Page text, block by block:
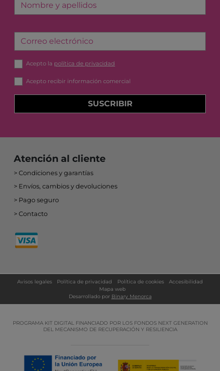
Nombre y apellidos
Correo electrónico
Acepto la política de privacidad
Acepto recibir información comercial
SUSCRIBIR
Atención al cliente
Condiciones y garantías
Envíos, cambios y devoluciones
Pago seguro
Contacto
Avisos legales Política de privacidad Política de cookies
Accesibilidad
Mapa web
Desarrollado por Binary Menorca
PROGRAMA KIT DIGITAL FINANCIADO POR LOS FONDOS NEXT GENERATION
DEL MECANISMO DE RECUPERACIÓN Y RESILIENCIA